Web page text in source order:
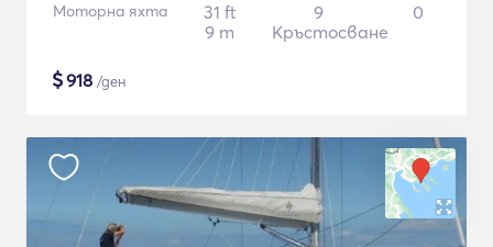
Моторна яхта
31 ft
9 m
9
Кръстосване
0
$918 /ден